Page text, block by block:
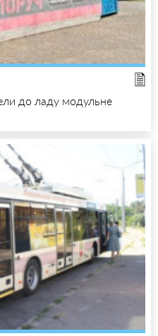
до ладу модульне